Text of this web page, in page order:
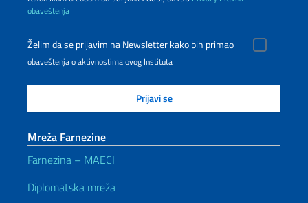
obaveštenja
Želim da se prijavim na Newsletter kako bih primao
obaveštenja o aktivnostima ovog Instituta
Mreža Farnezine
Farnezina – MAECI
Diplomatska mreža